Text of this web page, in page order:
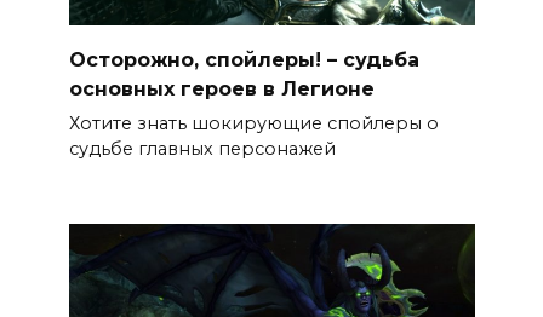
Осторожно, спойлеры! – судьба
основных героев в Легионе
Хотите знать шокирующие спойлеры о
судьбе главных персонажей